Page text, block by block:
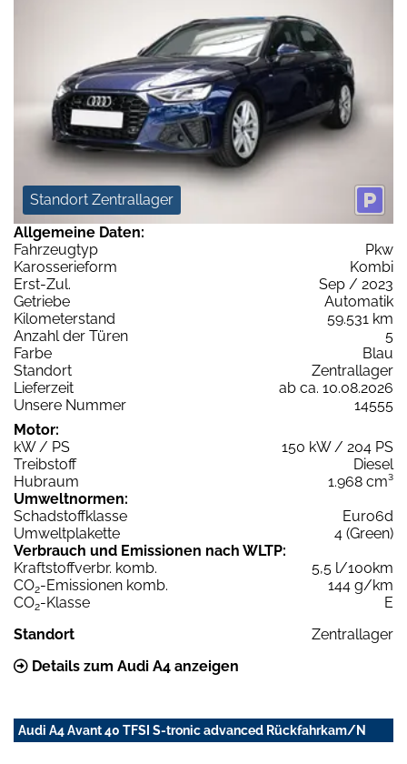
Standort Zentrallager
Allgemeine Daten:
Fahrzeugtyp
Pkw
Karosserieform
Kombi
Erst-Zul.
Sep / 2023
Getriebe
Automatik
Kilometerstand
59.531 km
Anzahl der Türen
5
Farbe
Blau
Standort
Zentrallager
Lieferzeit
ab ca. 10.08.2026
Unsere Nummer
14555
Motor:
kW / PS
150 kW / 204 PS
Treibstoff
Diesel
Hubraum
1.968 cm³
Umweltnormen:
Schadstoffklasse
Euro6d
Umweltplakette
4 (Green)
Verbrauch und Emissionen nach WLTP:
Kraftstoffverbr. komb.
5,5 l/100km
CO2-Emissionen komb.
144 g/km
CO2-Klasse
E
Standort
Zentrallager
Details zum Audi A4 anzeigen
Audi A4 Avant 40 TFSI S-tronic advanced Rückfahrkam/N